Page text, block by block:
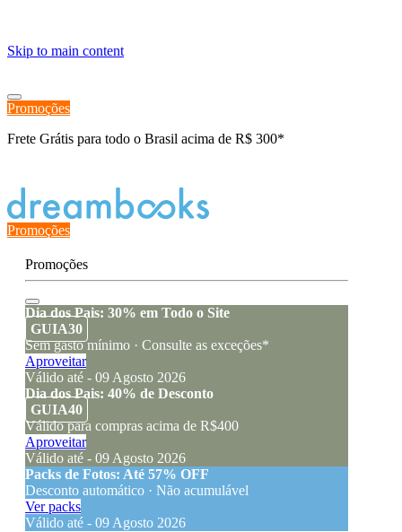
Skip to main content
Promoções
Frete Grátis para todo o Brasil acima de R$ 300*
Promoções
Promoções
Dia dos Pais: 30% em Todo o Site
GUIA30
Sem gasto mínimo · Consulte as exceções*
Aproveitar
Válido até - 09 Agosto 2026
Dia dos Pais: 40% de Desconto
GUIA40
Válido para compras acima de R$400
Aproveitar
Válido até - 09 Agosto 2026
Packs de Fotos: Até 57% OFF
Desconto automático · Não acumulável
Ver packs
Válido até - 09 Agosto 2026
≡